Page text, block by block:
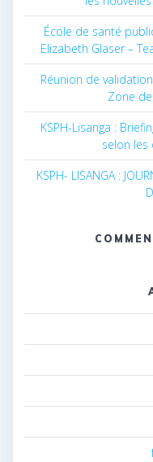
École de santé
Elizabeth Glaser –
Réunion de
Zone
KSPH-Lisanga :
selon les
KSPH- LISANGA :